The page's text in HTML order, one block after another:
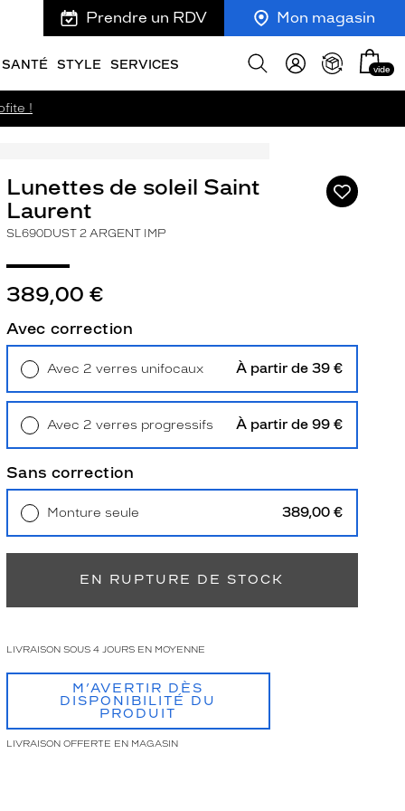
Prendre un RDV Mon magasin
SANTÉ STYLE SERVICES
Afficher
Mon
panier
vide
!
Ajouter
à
Lunettes de soleil Saint
Laurent
SL690DUST 2 ARGENT IMP
389,00 €
Avec correction
Avec 2 verres unifocaux À partir de 39 €
Avec 2 verres progressifs À partir de 99 €
Sans correction
Monture seule 389,00 €
EN RUPTURE DE STOCK
LIVRAISON SOUS 4 JOURS EN MOYENNE
M’AVERTIR DÈS
DISPONIBILITÉ DU
PRODUIT
LIVRAISON OFFERTE EN MAGASIN